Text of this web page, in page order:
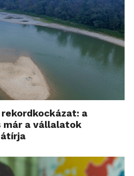
a
már a vállalatok